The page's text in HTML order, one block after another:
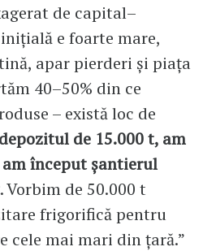
de capital–
e foarte mare,
apar pierderi și piața
40–50% din ce
– există loc de
de 15.000 t, am
început șantierul
. Vorbim de 50.000 t
frigorifică pentru
cele mai mari din țară.”